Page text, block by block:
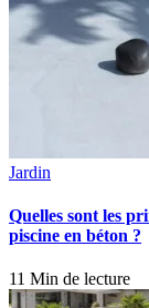
Jardin
Quelles sont les
piscine en béton ?
11 Min de lecture